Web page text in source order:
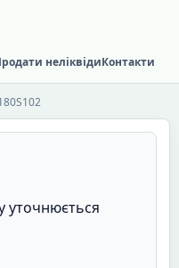
неліквідиКонтакти
уточнюється